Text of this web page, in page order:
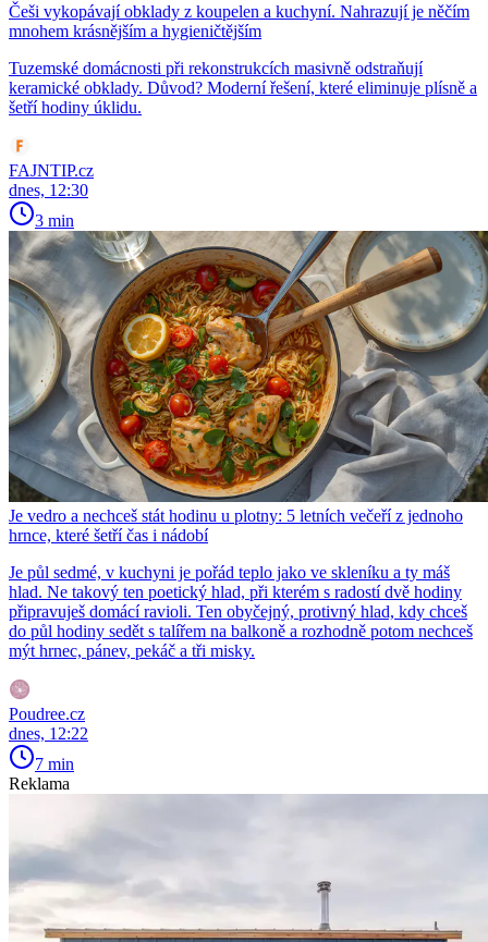
Češi vykopávají obklady z koupelen a kuchyní. Nahrazují je něčím
mnohem krásnějším a hygieničtějším
Tuzemské domácnosti při rekonstrukcích masivně odstraňují
keramické obklady. Důvod? Moderní řešení, které eliminuje plísně a
šetří hodiny úklidu.
FAJNTIP.cz
dnes, 12:30
3 min
Je vedro a nechceš stát hodinu u plotny: 5 letních večeří z jednoho
hrnce, které šetří čas i nádobí
Je půl sedmé, v kuchyni je pořád teplo jako ve skleníku a ty máš
hlad. Ne takový ten poetický hlad, při kterém s radostí dvě hodiny
připravuješ domácí ravioli. Ten obyčejný, protivný hlad, kdy chceš
do půl hodiny sedět s talířem na balkoně a rozhodně potom nechceš
mýt hrnec, pánev, pekáč a tři misky.
Poudree.cz
dnes, 12:22
7 min
Reklama